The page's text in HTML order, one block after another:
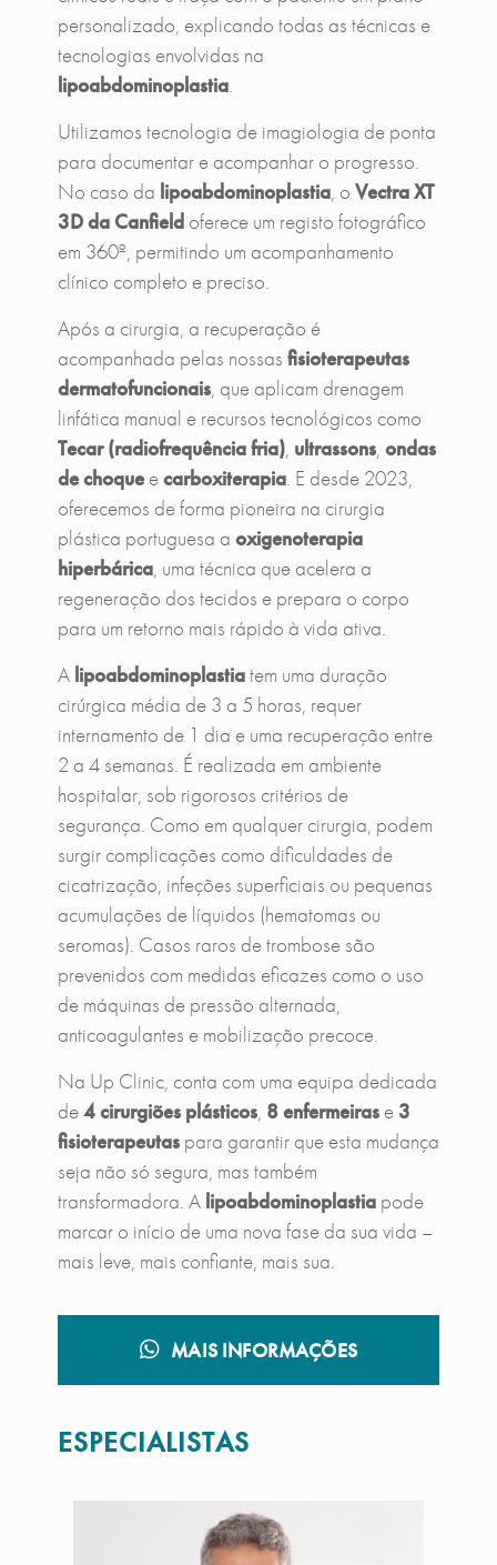
personalizado, explicando todas as técnicas e
tecnologias envolvidas na
lipoabdominoplastia.
Utilizamos tecnologia de imagiologia de ponta
para documentar e acompanhar o progresso.
No caso da lipoabdominoplastia, o Vectra XT
3D da Canfieldoferece um registo fotográfico
em 360º, permitindo um acompanhamento
clínico completo e preciso.
Após a cirurgia, a recuperação é
acompanhada pelas nossas fisioterapeutas
dermatofuncionais, que aplicam drenagem
linfática manual e recursos tecnológicos como
Tecar (radiofrequência fria), ultrassons, ondas
de choqueecarboxiterapia. E desde 2023,
oferecemos de forma pioneira na cirurgia
plástica portuguesa a oxigenoterapia
hiperbárica, uma técnica que acelera a
regeneração dos tecidos e prepara o corpo
para um retorno mais rápido à vida ativa.
A lipoabdominoplastiatem uma duração
cirúrgica média de 3 a 5 horas, requer
internamento de 1 dia e uma recuperação entre
2 a 4 semanas. É realizada em ambiente
hospitalar, sob rigorosos critérios de
segurança. Como em qualquer cirurgia, podem
surgir complicações como dificuldades de
cicatrização, infeções superficiais ou pequenas
acumulações de líquidos (hematomas ou
seromas). Casos raros de trombose são
prevenidos com medidas eficazes como o uso
de máquinas de pressão alternada,
anticoagulantes e mobilização precoce.
Na Up Clinic, conta com uma equipa dedicada
de4 cirurgiões plásticos, 8 enfermeirase 3
fisioterapeutaspara garantir que esta mudança
seja não só segura, mas também
transformadora. A lipoabdominoplastiapode
marcar o início de uma nova fase da sua vida –
mais leve, mais confiante, mais sua.
MAIS INFORMAÇÕES
ESPECIALISTAS